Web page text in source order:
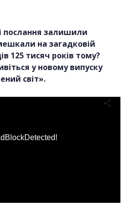
послання залишили
на загадковій
125 тисяч років тому?
у новому випуску
світ».